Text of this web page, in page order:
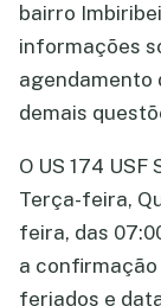
bairro
informações
agendamento
demais
O US 174
Terça-feira,
feira, das
a
feriados e